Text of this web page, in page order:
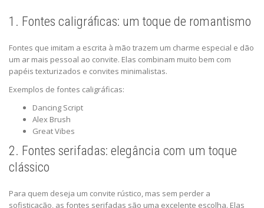
1. Fontes caligráficas: um toque de romantismo
Fontes que imitam a escrita à mão trazem um charme especial e dão
um ar mais pessoal ao convite. Elas combinam muito bem com
papéis texturizados e convites minimalistas.
Exemplos de fontes caligráficas:
Dancing Script
Alex Brush
Great Vibes
2. Fontes serifadas: elegância com um toque
clássico
Para quem deseja um convite rústico, mas sem perder a
sofisticação, as fontes serifadas são uma excelente escolha. Elas